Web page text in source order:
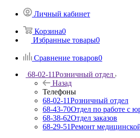
Личный кабинет
Корзина0
Избранные товары0
Сравнение товаров0
68-02-11Розничный отдел
Назад
Телефоны
68-02-11Розничный отдел
68-43-70Отдел по работе с
68-38-62Отдел заказов
68-29-51Ремонт